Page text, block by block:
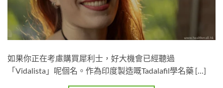
如果你正在考慮購買犀利士，好大機會已經聽過
「Vidalista」呢個名。作為印度製造嘅Tadalafil學名藥 […]